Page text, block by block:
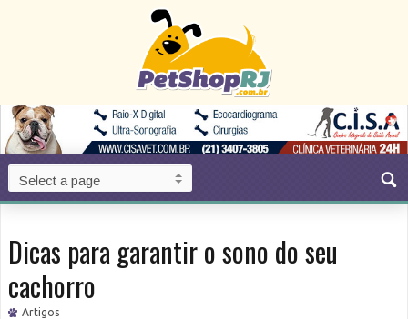
Dicas para garantir o sono do seu
cachorro
Artigos